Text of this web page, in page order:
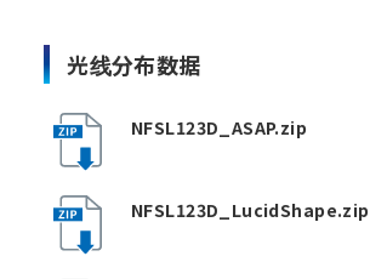
光线分布数据
NFSL123D_ASAP.zip
NFSL123D_LucidShape.zip